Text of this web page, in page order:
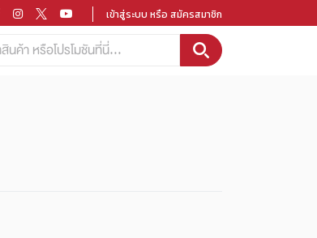
เข้าสู่ระบบ หรือ สมัครสมาชิก